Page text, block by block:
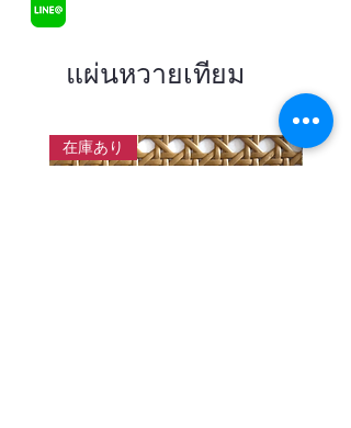
แผ่นหวายเทียม
在庫あり